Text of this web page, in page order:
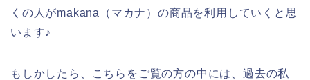
くの人がmakana（マカナ）の商品を利用していくと思
います♪
もしかしたら、こちらをご覧の方の中には、過去の私